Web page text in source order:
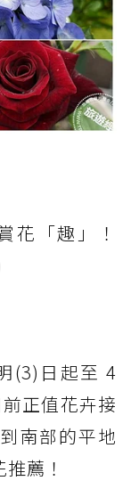
花「趣」！
(3)日起至 4
正值花卉接
南部的平地
薦！